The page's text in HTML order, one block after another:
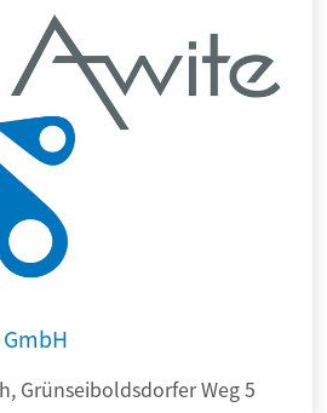
Grünseiboldsdorfer Weg 5